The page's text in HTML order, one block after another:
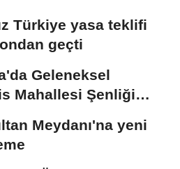
Türkiye yasa teklifi
geçti
Geleneksel
Mahallesi Şenliği
Meydanı'na yeni